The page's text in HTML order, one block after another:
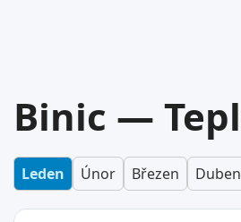
Binic —
Leden Únor Březen Duben